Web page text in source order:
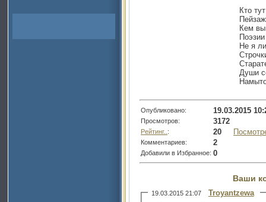
Кто
Кем
Не я
Души
Опубликовано: 19.03.2015
Просмотров: 3172
Рейтинг.. : 20
Комментариев: 2
Добавили в Избранное: 0
Ваши
19.03.2015 21:07
Troyantzewa